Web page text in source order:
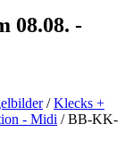
08.08. -
/Klecks +
- Midi / BB-KK-